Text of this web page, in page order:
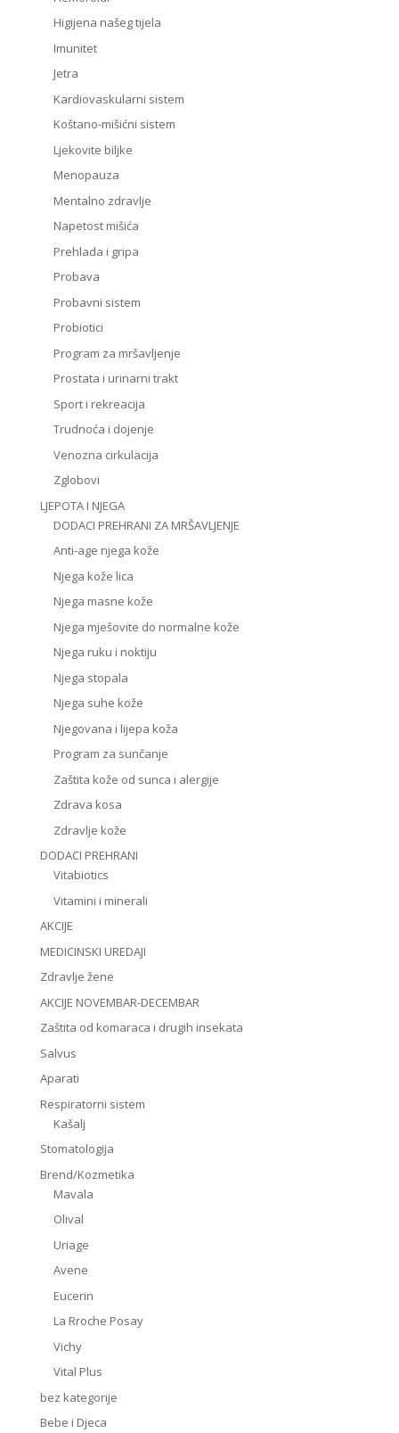
Higijena našeg tijela
Imunitet
Jetra
Kardiovaskularni sistem
Koštano-mišićni sistem
Ljekovite biljke
Menopauza
Mentalno zdravlje
Napetost mišića
Prehlada i gripa
Probava
Probavni sistem
Probiotici
Program za mršavljenje
Prostata i urinarni trakt
Sport i rekreacija
Trudnoća i dojenje
Venozna cirkulacija
Zglobovi
LJEPOTA I NJEGA
DODACI PREHRANI ZA MRŠAVLJENJE
Anti-age njega kože
Njega kože lica
Njega masne kože
Njega mješovite do normalne kože
Njega ruku i noktiju
Njega stopala
Njega suhe kože
Njegovana i lijepa koža
Program za sunčanje
Zaštita kože od sunca i alergije
Zdrava kosa
Zdravlje kože
DODACI PREHRANI
Vitabiotics
Vitamini i minerali
AKCIJE
MEDICINSKI UREDAJI
Zdravlje žene
AKCIJE NOVEMBAR-DECEMBAR
Zaštita od komaraca i drugih insekata
Salvus
Aparati
Respiratorni sistem
Kašalj
Stomatologija
Brend/Kozmetika
Mavala
Olival
Uriage
Avene
Eucerin
La Rroche Posay
Vichy
Vital Plus
bez kategorije
Bebe i Djeca